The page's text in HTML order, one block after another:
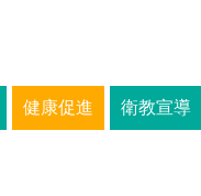
健康促進 衛教宣導